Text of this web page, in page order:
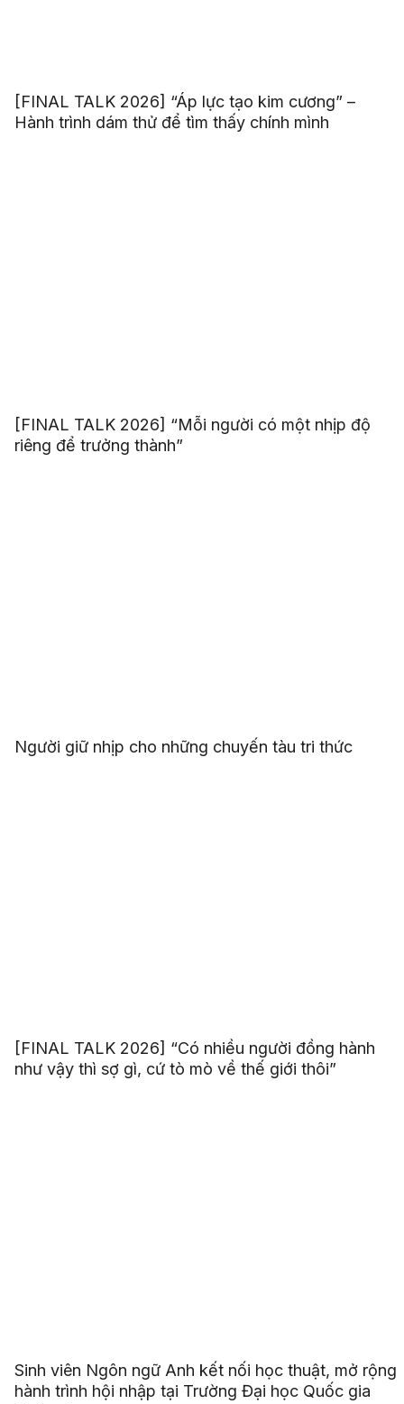
[FINAL TALK 2026] “Áp lực tạo kim cương” –
Hành trình dám thử để tìm thấy chính mình
[FINAL TALK 2026] “Mỗi người có một nhịp độ
riêng để trưởng thành”
Người giữ nhịp cho những chuyến tàu tri thức
[FINAL TALK 2026] “Có nhiều người đồng hành
như vậy thì sợ gì, cứ tò mò về thế giới thôi”
Sinh viên Ngôn ngữ Anh kết nối học thuật, mở rộng
hành trình hội nhập tại Trường Đại học Quốc gia